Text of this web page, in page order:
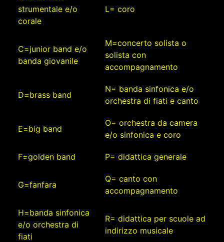
strumentale e/o
corale
L= coro
C=junior band e/o
banda giovanile
M=concerto solista o
solista con
accompagnamento
D=brass band
N= banda sinfonica e/o
orchestra di fiati e canto
E=big band
O= orchestra da camera
e/o sinfonica e coro
F=golden band P= didattica generale
G=fanfara
Q= canto con
accompagnamento
H=banda sinfonica
e/o orchestra di
fiati
R= didattica per scuole ad
indirizzo musicale